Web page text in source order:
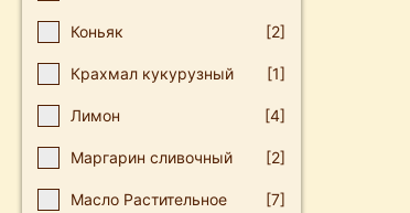
Коньяк [2]
Крахмал кукурузный [1]
Лимон [4]
Маргарин сливочный [2]
Масло Растительное [7]